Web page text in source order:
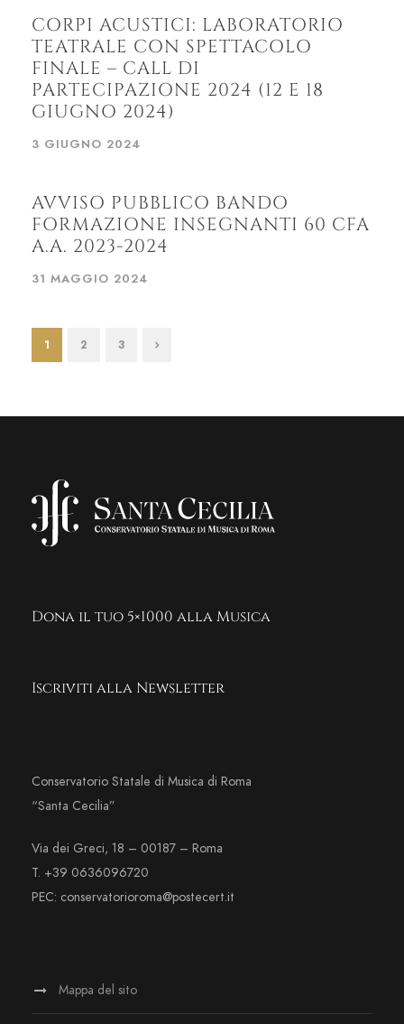
CORPI ACUSTICI: LABORATORIO
TEATRALE CON SPETTACOLO
FINALE – CALL DI
PARTECIPAZIONE 2024 (12 E 18
GIUGNO 2024)
3 GIUGNO 2024
AVVISO PUBBLICO BANDO
FORMAZIONE INSEGNANTI 60 CFA
A.A. 2023-2024
31 MAGGIO 2024
1 2 3
Dona il tuo 5×1000 alla Musica
Iscriviti alla Newsletter
Conservatorio Statale di Musica di Roma
“Santa Cecilia”
Via dei Greci, 18 – 00187 – Roma
T. +39 0636096720
PEC: conservatorioroma@postecert.it
Mappa del sito